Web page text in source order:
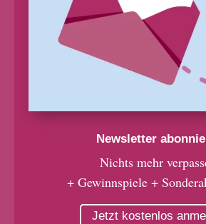
Newsletter
Nichts mehr
+ Gewinnspiele +
Jetzt kostenlos